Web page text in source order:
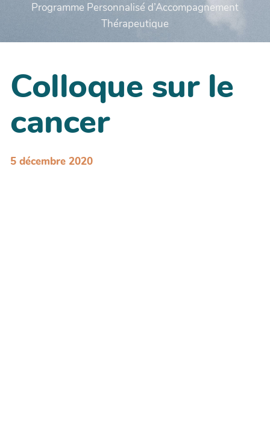
Programme Personnalisé d’Accompagnement
Thérapeutique
Colloque sur le
cancer
5 décembre 2020